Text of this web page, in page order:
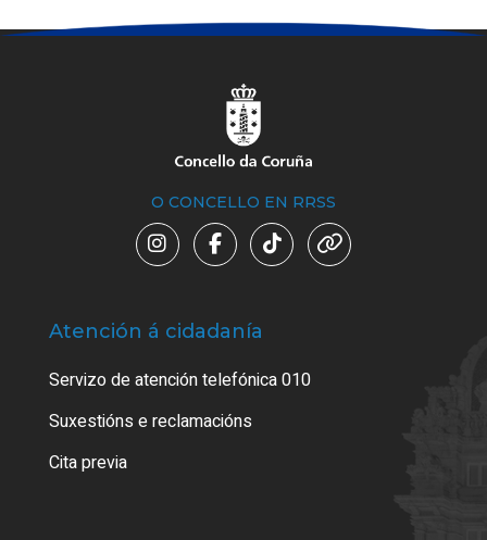
O CONCELLO EN RRSS
Atención á cidadanía
Servizo de atención telefónica 010
Suxestións e reclamacións
Cita previa